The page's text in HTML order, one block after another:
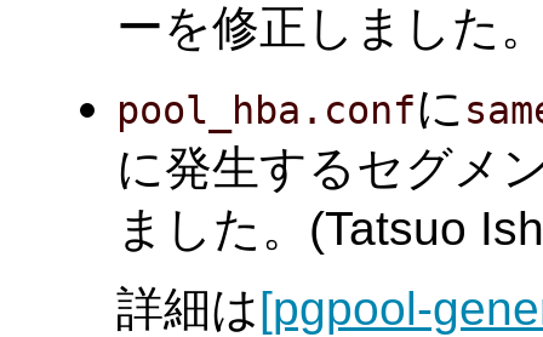
ーを修正しました
pool_hba.confに
に発生するセグメ
ました。(Tatsuo
詳細は[pgpool-